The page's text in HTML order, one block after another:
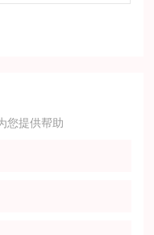
您提供帮助